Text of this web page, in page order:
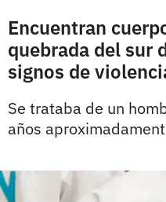
Encuentran
quebrada del sur
signos de
Se trataba de un
años